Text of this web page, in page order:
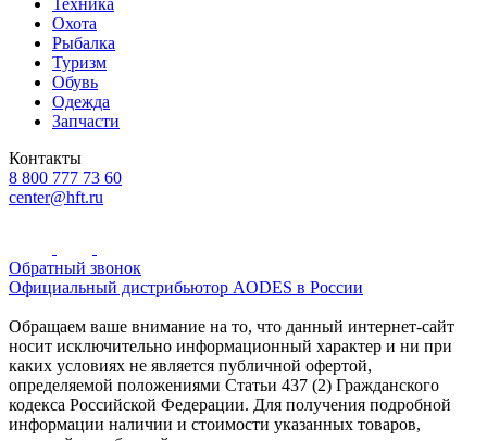
Техника
Охота
Рыбалка
Туризм
Обувь
Одежда
Запчасти
Контакты
8 800 777 73 60
center@hft.ru
Обратный звонок
Официальный дистрибьютор AODES в России
Обращаем ваше внимание на то, что данный интернет-сайт
носит исключительно информационный характер и ни при
каких условиях не является публичной офертой,
определяемой положениями Статьи 437 (2) Гражданского
кодекса Российской Федерации. Для получения подробной
информации наличии и стоимости указанных товаров,